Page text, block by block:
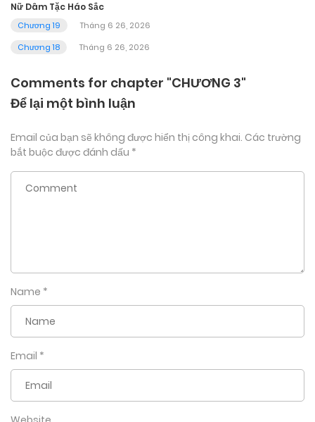
Nữ Dâm Tặc Háo Sắc
Chương 19
Tháng 6 26, 2026
Chương 18
Tháng 6 26, 2026
Comments for chapter "CHƯƠNG 3"
Để lại một bình luận
Email của bạn sẽ không được hiển thị công khai. Các trường
bắt buộc được đánh dấu *
Name *
Email *